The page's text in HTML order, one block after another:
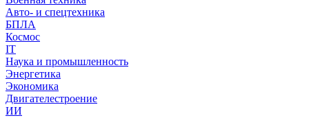
Авто- и спецтехника
БПЛА
Космос
IT
Наука и промышленность
Энергетика
Экономика
Двигателестроение
ИИ